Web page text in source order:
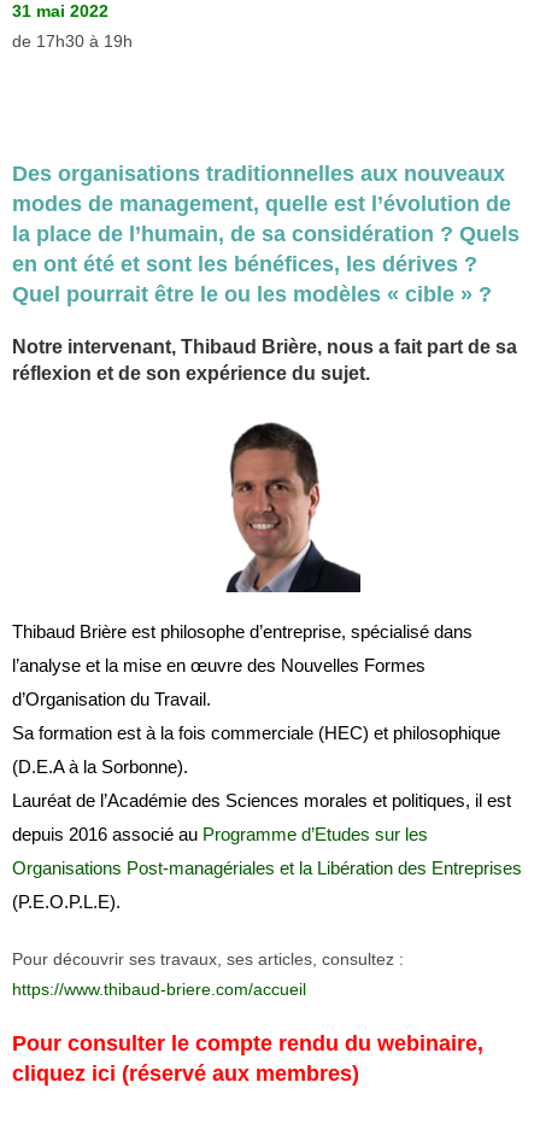
31 mai 2022
de 17h30 à 19h
Des organisations traditionnelles aux nouveaux
modes de management, quelle est l’évolution de
la place de l’humain, de sa considération ? Quels
en ont été et sont les bénéfices, les dérives ?
Quel pourrait être le ou les modèles « cible » ?
Notre intervenant, Thibaud Brière, nous a fait part de sa
réflexion et de son expérience du sujet.
Thibaud Brière est philosophe d’entreprise, spécialisé dans
l’analyse et la mise en œuvre des Nouvelles Formes
d’Organisation du Travail.
Sa formation est à la fois commerciale (HEC) et philosophique
(D.E.A à la Sorbonne).
Lauréat de l’Académie des Sciences morales et politiques, il est
depuis 2016 associé au Programme d’Etudes sur les
Organisations Post-managériales et la Libération des Entreprises
(P.E.O.P.L.E).
Pour découvrir ses travaux, ses articles, consultez :
https://www.thibaud-briere.com/accueil
Pour consulter le compte rendu du webinaire,
cliquez ici (réservé aux membres)